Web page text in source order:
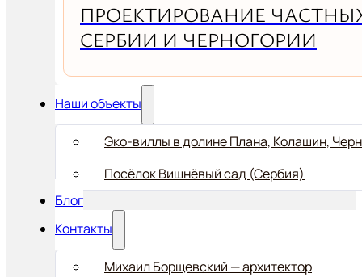
ПРОЕКТИРОВАНИЕ
СЕРБИИ И ЧЕРНОГОРИИ
Наши объекты
Эко-виллы в долине Плана, Колашин,
Посёлок Вишнёвый сад (Сербия)
Блог
Контакты
Михаил Борщевский — архитектор